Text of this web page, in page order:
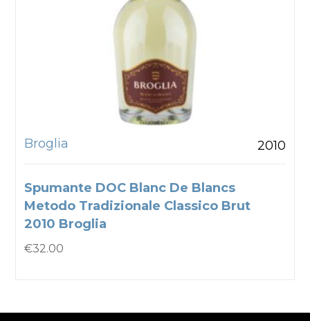
Broglia 2010
Spumante DOC Blanc De Blancs
Metodo Tradizionale Classico Brut
2010 Broglia
€32.00